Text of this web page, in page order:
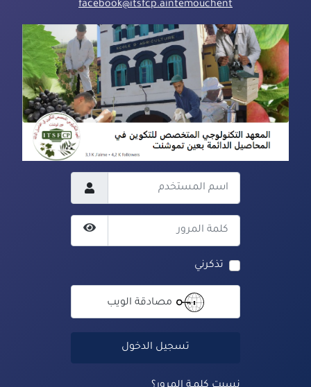
facebook@itsfcp.aintemouchent
اسم المستخدم
كلمة المرور
عرض كلمة المرور
تذكرني
تسجيل الدخول